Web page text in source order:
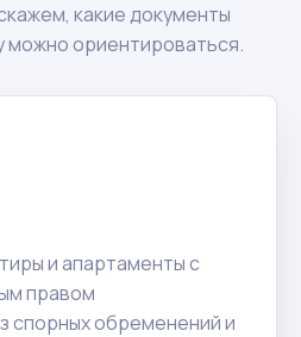
какие документы
можно ориентироваться.
и апартаменты с
правом
спорных обременений и